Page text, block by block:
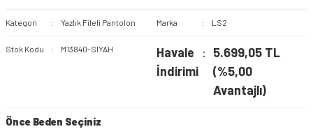
Kategori Yazlık Fileli Pantolon Marka LS2
Stok Kodu M13840-SIYAH
Havale
İndirimi
5.699,05 TL
(%5,00
Avantajlı)
Önce Beden Seçiniz